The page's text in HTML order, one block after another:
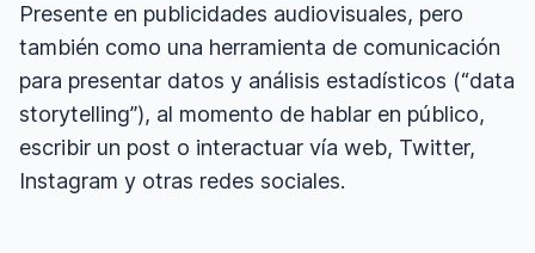
Presente en publicidades audiovisuales, pero
también como una herramienta de comunicación
para presentar datos y análisis estadísticos (“data
storytelling”), al momento de hablar en público,
escribir un post o interactuar vía web, Twitter,
Instagram y otras redes sociales.